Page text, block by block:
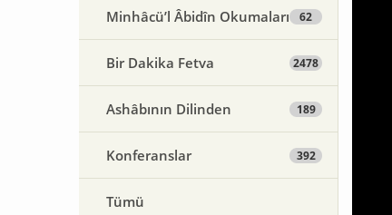
Minhâcü’l Âbidîn Okumaları 62
Bir Dakika Fetva 2478
Ashâbının Dilinden 189
Konferanslar 392
Tümü